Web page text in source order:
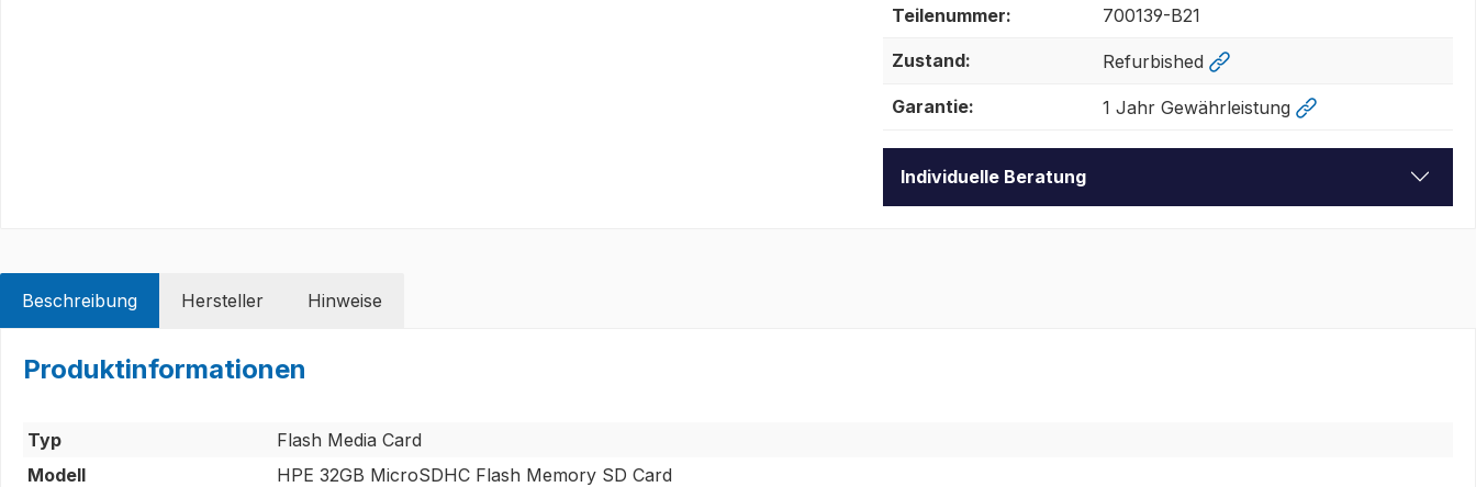
Teilenummer: 700139-B21
Zustand: Refurbished
Garantie: 1 Jahr Gewährleistung
Individuelle Beratung
Beschreibung Hersteller Hinweise
Produktinformationen
Typ
Flash Media Card
Modell
HPE 32GB MicroSDHC Flash Memory SD Card